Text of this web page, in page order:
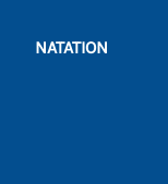
NATATION